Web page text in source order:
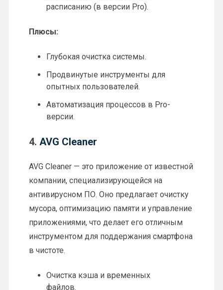
расписанию (в версии Pro).
Плюсы:
Глубокая очистка системы.
Продвинутые инструменты для
опытных пользователей.
Автоматизация процессов в Pro-
версии.
4. AVG Cleaner
AVG Cleaner — это приложение от известной
компании, специализирующейся на
антивирусном ПО. Оно предлагает очистку
мусора, оптимизацию памяти и управление
приложениями, что делает его отличным
инструментом для поддержания смартфона
в чистоте.
Очистка кэша и временных
файлов.